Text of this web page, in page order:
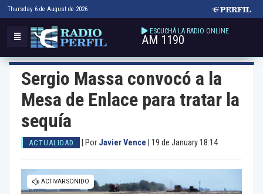
Thursday 6 de August de 2026
ESCUCHÁ LA RADIO ONLINE
AM 1190
Sergio Massa convocó a la
Mesa de Enlace para tratar la
sequía
ACTUALIDAD Por Javier Vence 19 de January 18:14